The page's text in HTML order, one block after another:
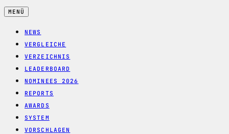
MENÜ
NEWS
VERGLEICHE
VERZEICHNIS
LEADERBOARD
NOMINEES 2026
REPORTS
AWARDS
SYSTEM
VORSCHLAGEN